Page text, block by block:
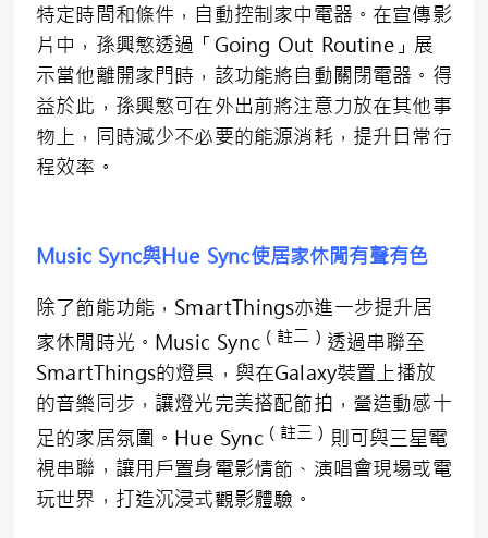
特定時間和條件，自動控制家中電器。在宣傳影
片中，孫興慜透過「Going Out Routine」展
示當他離開家門時，該功能將自動關閉電器。得
益於此，孫興慜可在外出前將注意力放在其他事
物上，同時減少不必要的能源消耗，提升日常行
程效率。
Music Sync與Hue Sync使居家休閒有聲有色
除了節能功能，SmartThings亦進一步提升居
家休閒時光。Music Sync（註二） 透過串聯至
SmartThings的燈具，與在Galaxy裝置上播放
的音樂同步，讓燈光完美搭配節拍，營造動感十
足的家居氛圍。Hue Sync（註三） 則可與三星電
視串聯，讓用戶置身電影情節、演唱會現場或電
玩世界，打造沉浸式觀影體驗。